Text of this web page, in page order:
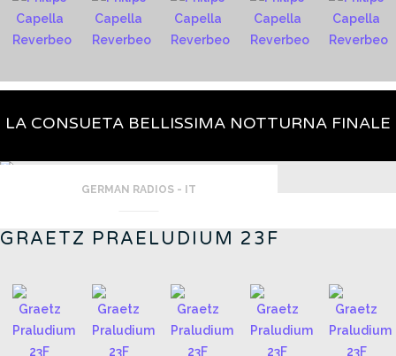
LA CONSUETA BELLISSIMA NOTTURNA FINALE
GERMAN RADIOS - IT
GRAETZ PRAELUDIUM 23F